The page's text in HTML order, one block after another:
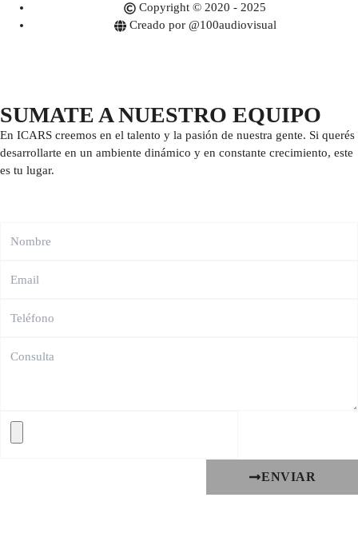
Copyright © 2020 - 2025
Creado por @100audiovisual
SUMATE A NUESTRO EQUIPO
En ICARS creemos en el talento y la pasión de nuestra gente. Si querés
desarrollarte en un ambiente dinámico y en constante crecimiento, este
es tu lugar.
ENVIAR